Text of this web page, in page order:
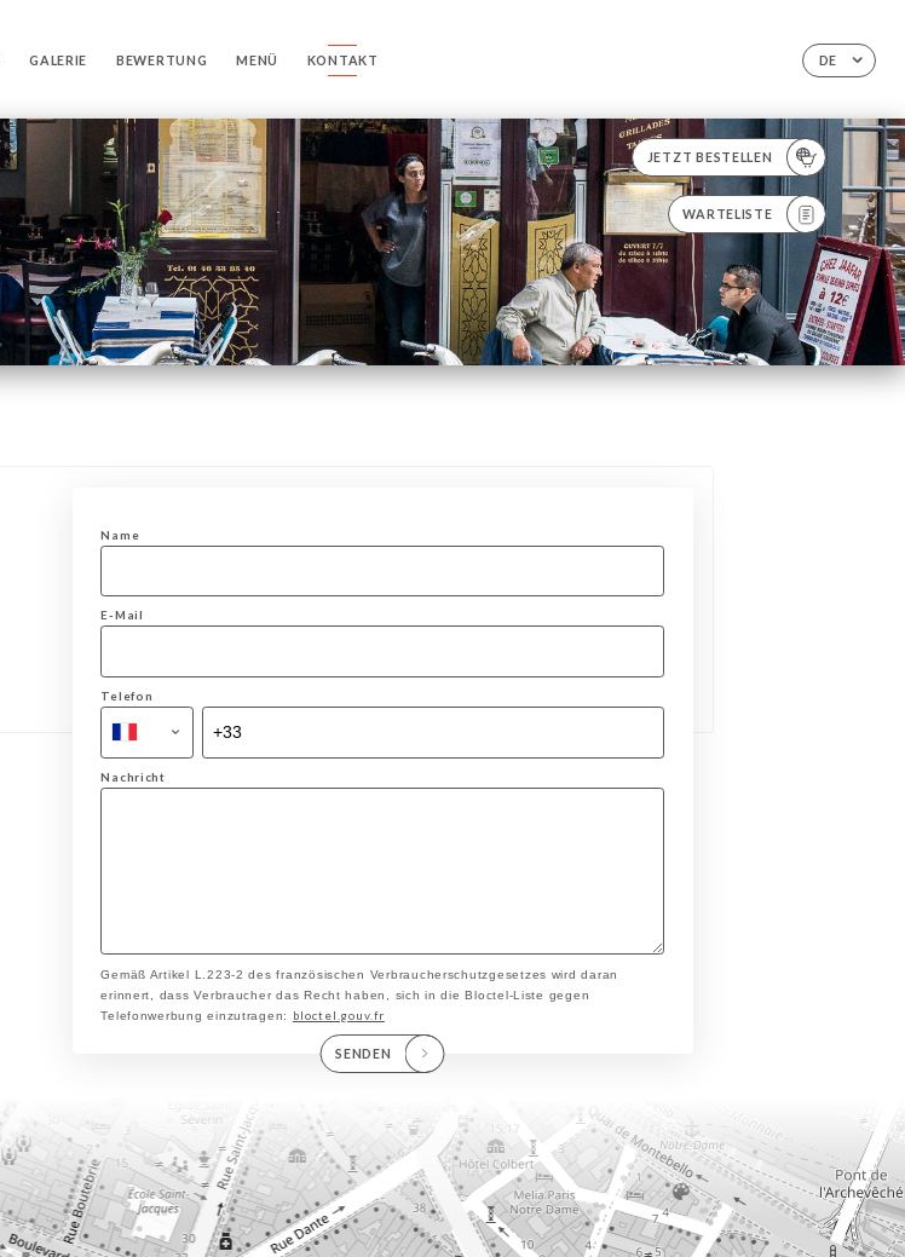
DE
GALERIE BEWERTUNG MENÜ KONTAKT
JETZT BESTELLEN
WARTELISTE
Name
E-Mail
Telefon
Nachricht
Gemäß Artikel L.223-2 des französischen Verbraucherschutzgesetzes wird daran
erinnert, dass Verbraucher das Recht haben, sich in die Bloctel-Liste gegen
Telefonwerbung einzutragen:
bloctel.gouv.fr
SENDEN